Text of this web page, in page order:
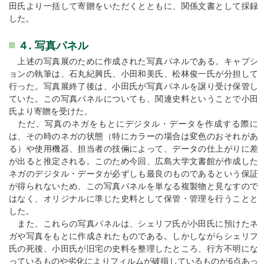
田氏より一括して寄贈をいただくとともに、関係文書として採録
した。
４. 写真パネル
上述の写真展のために作成された写真パネルである。キャプシ
ョンの執筆は、石丸紀興氏、小田和美氏、松林俊一氏が分担して
行った。写真展終了後は、小田氏が写真パネルを譲り受け保管し
ていた。この写真パネルについても、関連史料ということで小田
氏より寄贈を受けた。
ただ、写真のネガをもとにデジタル・データを作成する際に
は、その時のネガの状態（特にカラーの場合は変色のおそれがあ
る）や使用機器、担当者の技倆によって、データの仕上がりに差
が出ると推定される。このため今回、広島大学文書館が作成した
ネガのデジタル・データが必ずしも最良のものであるという保証
が得られないため、この写真パネルを単なる複製物と見なすので
はなく、オリジナルに準じた史料として保管・管理を行うことと
した。
また、これらの写真パネルは、シェリフ氏が小田氏に預けたネ
ガや写真をもとに作成されたものである。しかしながらシェリフ
氏の死後、小田氏が旧宅の史料を整理したところ、行方不明にな
っているものや劣化によりフィルムが破損しているものが6点あっ